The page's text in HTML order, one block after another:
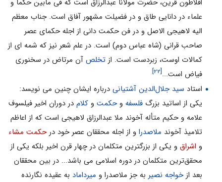
علماء در دانایى طاق و در فضیلت مشهور آفاق است. جناب معظم
الیه لاهیجى الاصل و در فن حکمت دانى از اجله حکماى عصر
صاحب قرانى (شاه عباس دوم) است. در علم شعر نیز که شمه اى از
کمالات اوست، زبردست است. از تخلصآن مرتاض در سخنورى
فیاض است...[۲۲]
استاد سید جلال‌الدین آشتیانىدرباره ایشان چنین مى نویسد:
یکى از اساتید بزرگ فلسفهوحکمتو کلامدر دوران اخیر فیلسوف
علامه و حکیم متأله آخوند ملا عبدالرزاق لاهیجى است که از اعاظم
تلامیذ آخوند ملاصدراو از اجله محققان عصر خود درحکمت مشاء
و اشراقو یکى از بزرگترین متکلمان در چهار قرن اخیر بلکه یکى از
محقق‌ترین متکلمان در دوره اسلامى مى باشد... در بین محققان
بعد ازخواجه نصیربه جز ملاصدرا و میرداماد به عقیده نگارنده